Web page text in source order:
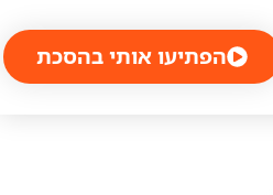
הפתיעו אותי בהסכת